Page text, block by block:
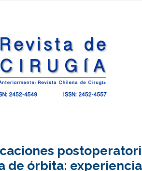
de órbita: